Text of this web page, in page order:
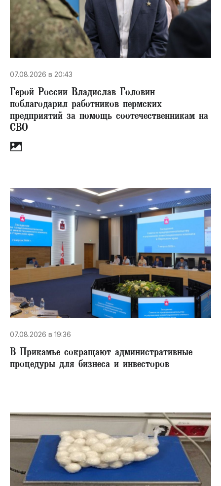
07.08.2026 в 20:43
Герой России Владислав Головин
поблагодарил работников пермских
предприятий за помощь соотечественникам на
СВО
07.08.2026 в 19:36
В Прикамье сокращают административные
процедуры для бизнеса и инвесторов